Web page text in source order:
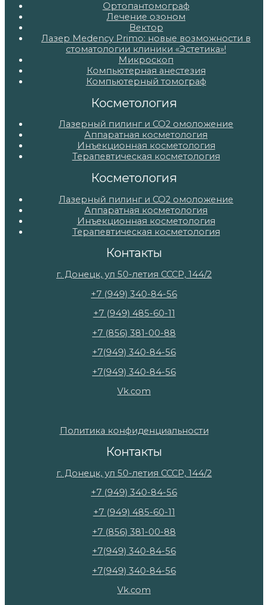
Ортопантомограф
Лечение озоном
Вектор
Лазер Medency Primo: новые возможности в
стоматологии клиники «Эстетика»!
Микроскоп
Компьютерная анестезия
Компьютерный томограф
Косметология
Лазерный пилинг и СО2 омоложение
Аппаратная косметология
Инъекционная косметология
Терапевтическая косметология
Косметология
Лазерный пилинг и СО2 омоложение
Аппаратная косметология
Инъекционная косметология
Терапевтическая косметология
Контакты
г. Донецк, ул 50-летия СССР, 144/2
+7 (949) 340-84-56
+7 (949) 485-60-11
+7 (856) 381-00-88
+7(949) 340-84-56
+7(949) 340-84-56
Vk.com
Политика конфиденциальности
Контакты
г. Донецк, ул 50-летия СССР, 144/2
+7 (949) 340-84-56
+7 (949) 485-60-11
+7 (856) 381-00-88
+7(949) 340-84-56
+7(949) 340-84-56
Vk.com